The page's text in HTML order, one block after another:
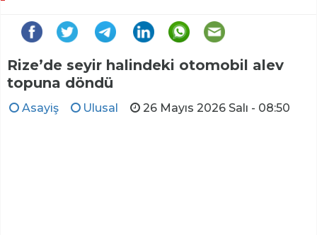
Rize’de seyir halindeki otomobil alev
topuna döndü
Asayiş Ulusal 26 Mayıs 2026 Salı - 08:50